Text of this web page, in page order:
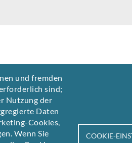
und fremden
sind;
Nutzung der
Daten
Cookies,
Wenn Sie
COOKIE-